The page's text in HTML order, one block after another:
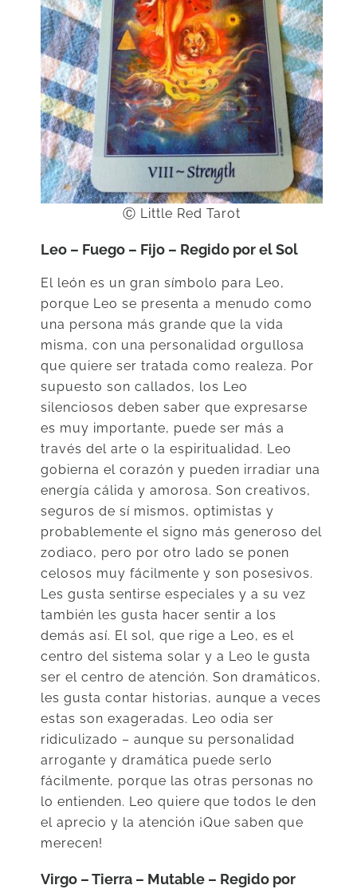
Ⓒ Little Red Tarot
Leo – Fuego – Fijo – Regido por el Sol
El león es un gran símbolo para Leo,
porque Leo se presenta a menudo como
una persona más grande que la vida
misma, con una personalidad orgullosa
que quiere ser tratada como realeza. Por
supuesto son callados, los Leo
silenciosos deben saber que expresarse
es muy importante, puede ser más a
través del arte o la espiritualidad. Leo
gobierna el corazón y pueden irradiar una
energía cálida y amorosa. Son creativos,
seguros de sí mismos, optimistas y
probablemente el signo más generoso del
zodiaco, pero por otro lado se ponen
celosos muy fácilmente y son posesivos.
Les gusta sentirse especiales y a su vez
también les gusta hacer sentir a los
demás así. El sol, que rige a Leo, es el
centro del sistema solar y a Leo le gusta
ser el centro de atención. Son dramáticos,
les gusta contar historias, aunque a veces
estas son exageradas. Leo odia ser
ridiculizado – aunque su personalidad
arrogante y dramática puede serlo
fácilmente, porque las otras personas no
lo entienden. Leo quiere que todos le den
el aprecio y la atención ¡Que saben que
merecen!
Virgo – Tierra – Mutable – Regido por